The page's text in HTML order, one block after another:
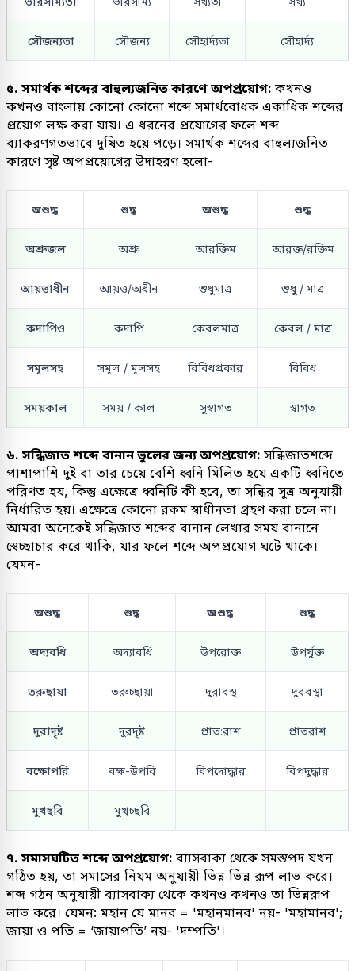
সৌজন্যতা সৌজন্য সৌহার্দ্যতা সৌহার্দ্য
৫. সমার্থক শব্দের বাহুল্যজনিত কারণে অপপ্রয়োগ: কখনও
কখনও বাংলায় কোনো কোনো শব্দে সমার্থবোধক একাধিক শব্দের
প্রয়োগ লক্ষ করা যায়। এ ধরনের প্রয়োগের ফলে শব্দ
ব্যাকরণগতভাবে দূষিত হয়ে পড়ে। সমার্থক শব্দের বাহুল্যজনিত
কারণে সৃষ্ট অপপ্রয়োগের উদাহরণ হলো-
অশুদ্ধ শুদ্ধ অশুদ্ধ শুদ্ধ
অশ্রুজল অশ্রু আরক্তিম আরক্ত/রক্তিম
আয়ত্তাধীন আয়ত্ত/অধীন শুধুমাত্র শুধু / মাত্র
কদাপিও কদাপি কেবলমাত্র কেবল / মাত্র
সমূলসহ সমূল / মূলসহ বিবিধপ্রকার বিবিধ
সময়কাল সময় / কাল সুস্বাগত স্বাগত
৬. সন্ধিজাত শব্দে বানান ভুলের জন্য অপপ্রয়োগ: সন্ধিজাতশব্দে
পাশাপাশি দুই বা তার চেয়ে বেশি ধ্বনি মিলিত হয়ে একটি ধ্বনিতে
পরিণত হয়, কিন্তু এক্ষেত্রে ধ্বনিটি কী হবে, তা সন্ধির সূত্র অনুযায়ী
নির্ধারিত হয়। এক্ষেত্রে কোনো রকম স্বাধীনতা গ্রহণ করা চলে না।
আমরা অনেকেই সন্ধিজাত শব্দের বানান লেখার সময় বানানে
স্বেচ্ছাচার করে থাকি, যার ফলে শব্দে অপপ্রয়োগ ঘটে থাকে।
যেমন-
অশুদ্ধ শুদ্ধ অশুদ্ধ শুদ্ধ
অদ্যবধি অদ্যাবধি উপরোক্ত উপর্যুক্ত
তরুছায়া তরুচ্ছায়া দুরাবস্থ দুরবস্থা
দুরাদৃষ্ট দুরদৃষ্ট প্রাত:রাশ প্রাতরাশ
বক্ষোপরি বক্ষ-উপরি বিপদোদ্ধার বিপদুদ্ধার
মুখছবি মুখচ্ছবি
৭. সমাসঘটিত শব্দে অপপ্রয়োগ: ব্যাসবাক্য থেকে সমস্তপদ যখন
গঠিত হয়, তা সমাসের নিয়ম অনুযায়ী ভিন্ন ভিন্ন রূপ লাভ করে।
শব্দ গঠন অনুযায়ী ব্যাসবাক্য থেকে কখনও কখনও তা ভিন্নরূপ
লাভ করে। যেমন: মহান যে মানব = 'মহানমানব' নয়- 'মহামানব';
জায়া ও পতি = ‘জায়াপতি’ নয়- 'দম্পতি'।